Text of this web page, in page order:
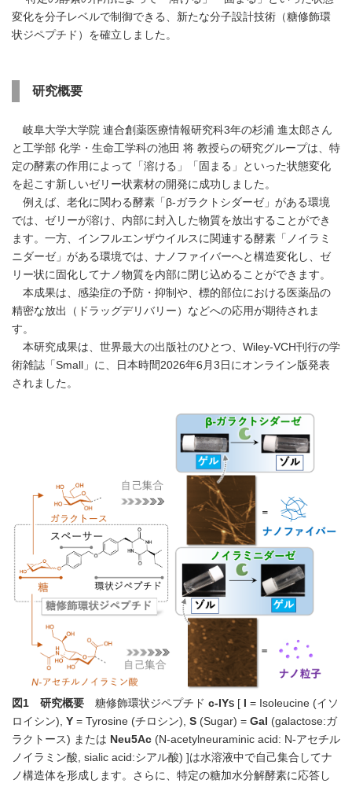
変化を分子レベルで制御できる、新たな分子設計技術（糖修飾環
状ジペプチド）を確立しました。
研究概要
岐阜大学大学院 連合創薬医療情報研究科3年の杉浦 進太郎さん
と工学部 化学・生命工学科の池田 将 教授らの研究グループは、特
定の酵素の作用によって「溶ける」「固まる」といった状態変化
を起こす新しいゼリー状素材の開発に成功しました。
例えば、老化に関わる酵素「β-ガラクトシダーゼ」がある環境
では、ゼリーが溶け、内部に封入した物質を放出することができ
ます。一方、インフルエンザウイルスに関連する酵素「ノイラミ
ニダーゼ」がある環境では、ナノファイバーへと構造変化し、ゼ
リー状に固化してナノ物質を内部に閉じ込めることができます。
本成果は、感染症の予防・抑制や、標的部位における医薬品の
精密な放出（ドラッグデリバリー）などへの応用が期待されま
す。
本研究成果は、世界最大の出版社のひとつ、Wiley-VCH刊行の学
術雑誌「Small」に、日本時間2026年6月3日にオンライン版発表
されました。
図1 研究概要 糖修飾環状ジペプチド c-IYS [
= Isoleucine (イソ
ロイシン), Y = Tyrosine (チロシン), S (Sugar) = Gal (galactose:ガ
ラクトース) または Neu5Ac (N-acetylneuraminic acid: N-アセチル
ノイラミン酸, sialic acid:シアル酸) ]は水溶液中で自己集合してナ
ノ構造体を形成します。さらに、特定の糖加水分解酵素に応答し